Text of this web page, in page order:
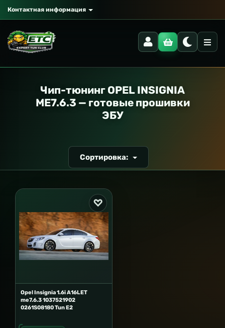
Контактная информация
Чип-тюнинг OPEL INSIGNIA
ME7.6.3 — готовые прошивки
ЭБУ
Сортировка:
Opel Insignia 1.6i A16LET
me7.6.3 1037521902
0261S08180 Tun E2